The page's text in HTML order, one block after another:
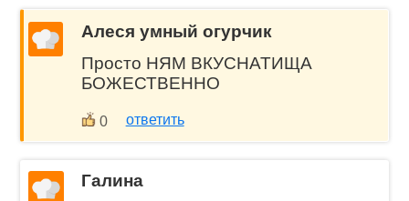
Алеся умный огурчик
Просто НЯМ ВКУСНАТИЩА
БОЖЕСТВЕННО
0 ответить
Галина